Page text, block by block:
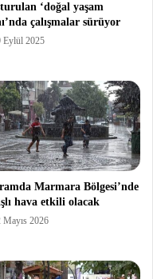
‘doğal yaşam
çalışmalar sürüyor
Eylül 2025
Marmara Bölgesi’nde
hava etkili olacak
Mayıs 2026